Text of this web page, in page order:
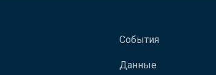
События
Данные